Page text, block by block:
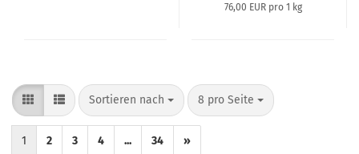
76,00 EUR pro 1 kg
Sortieren nach
Sortieren nach 8 pro Seite
pro Seite
1 2 3 4 ... 34 »